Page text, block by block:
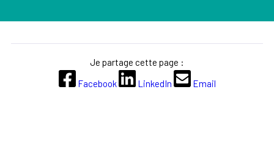
Je partage cette page :
Facebook
LinkedIn Email